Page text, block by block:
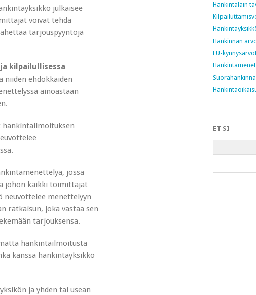
julkaisee
voivat tehdä
tarjouspyyntöjä
kilpailullisessa
niiden ehdokkaiden
ainoastaan
jossa
johon kaikki toimittajat
neuvottelee menettelyyn
ratkaisun, joka vastaa sen
tarjouksensa.
hankintailmoitusta
kanssa hankintayksikkö
ja yhden tai usean
Hankintalain
Hankinnan
EU-
ETSI